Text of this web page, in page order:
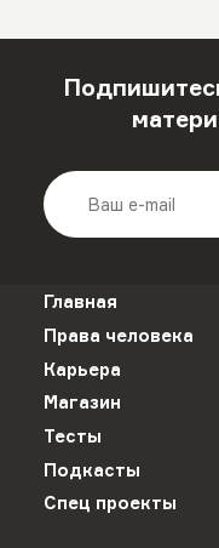
Главная
Права человека
Карьера
Магазин
Тесты
Подкасты
Спец проекты